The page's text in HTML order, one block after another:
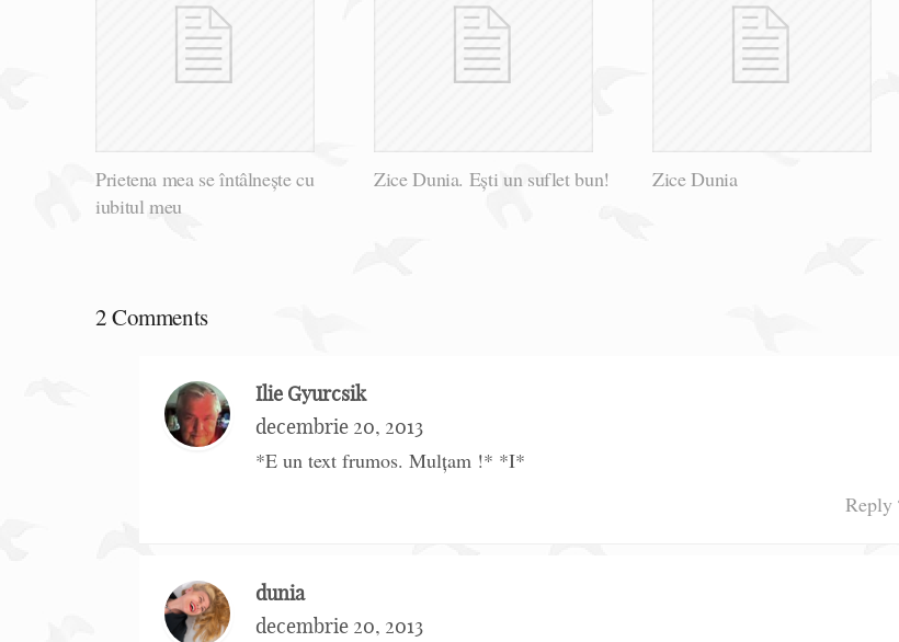
Prietena mea se întâlnește cu
iubitul meu
Zice Dunia. Ești un suflet bun! Zice Dunia
2 Comments
Ilie Gyurcsik
decembrie 20, 2013
*E un text frumos. Mulțam !* *I*
Reply
dunia
decembrie 20, 2013